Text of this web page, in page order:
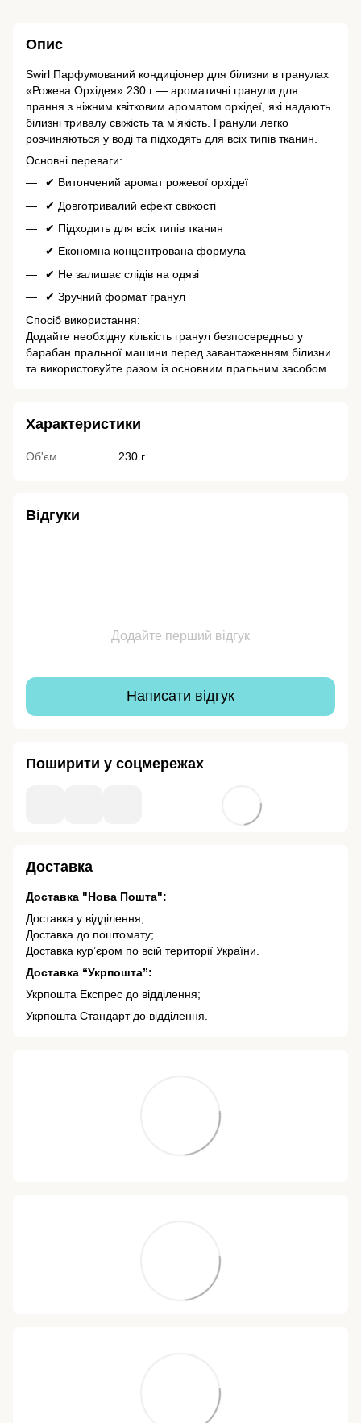
Опис
Swirl Парфумований кондиціонер для білизни в гранулах
«Рожева Орхідея» 230 г — ароматичні гранули для
прання з ніжним квітковим ароматом орхідеї, які надають
білизні тривалу свіжість та м’якість. Гранули легко
розчиняються у воді та підходять для всіх типів тканин.
Основні переваги:
✔ Витончений аромат рожевої орхідеї
✔ Довготривалий ефект свіжості
✔ Підходить для всіх типів тканин
✔ Економна концентрована формула
✔ Не залишає слідів на одязі
✔ Зручний формат гранул
Спосіб використання:
Додайте необхідну кількість гранул безпосередньо у
барабан пральної машини перед завантаженням білизни
та використовуйте разом із основним пральним засобом.
Характеристики
Об'єм 230 г
Відгуки
Додайте перший відгук
Написати відгук
Поширити у соцмережах
Доставка
Доставка "Нова Пошта":
Доставка у відділення;
Доставка до поштомату;
Доставка кур’єром по всій території України.
Доставка “Укрпошта”:
Укрпошта Експрес до відділення;
Укрпошта Стандарт до відділення.